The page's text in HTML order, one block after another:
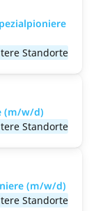
Standorte
(m/w/d)
Standorte
(m/w/d)
Standorte